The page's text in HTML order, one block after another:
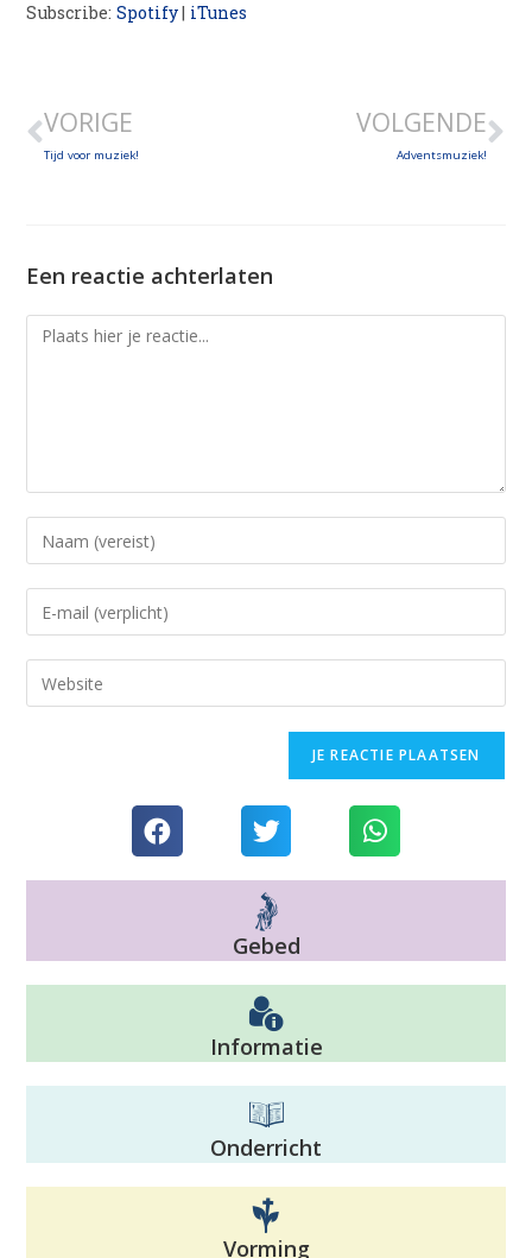
Subscribe: Spotify| iTunes
VORIGE
Tijd voor muziek!
VOLGENDE
Adventsmuziek!
Een reactie achterlaten
Gebed
Informatie
Onderricht
Vorming